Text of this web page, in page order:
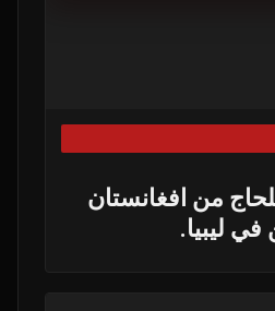
من افغانستان
ليبيا.